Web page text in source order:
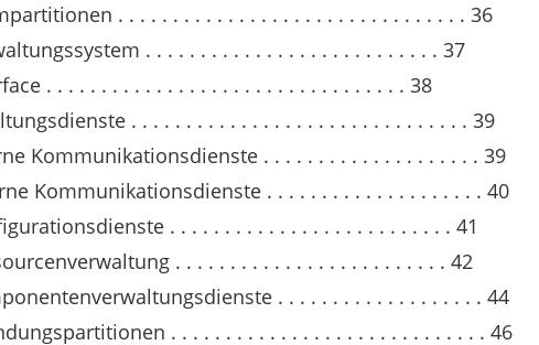
. . . . . . . . . . . . . . . . . . . . . . . . . . . . . . . . 36
. . . . . . . . . . . . . . . . . . . . . . . . . . . 37
. . . . . . . . . . . . . . . . . . . . . . . . . . . . . . . . . 38
. . . . . . . . . . . . . . . . . . . . . . . . . . . . . . . 39
Kommunikationsdienste . . . . . . . . . . . . . . . . . . . . 39
Kommunikationsdienste . . . . . . . . . . . . . . . . . . . . 40
. . . . . . . . . . . . . . . . . . . . . . . . . . 41
. . . . . . . . . . . . . . . . . . . . . . . . . 42
. . . . . . . . . . . . . . . . . . . 44
. . . . . . . . . . . . . . . . . . . . . . . . . . . . . 46